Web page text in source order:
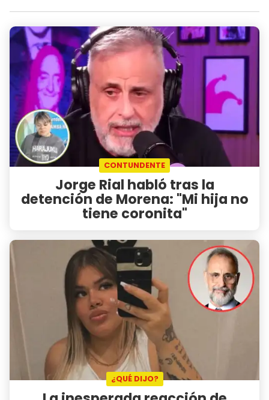
CONTUNDENTE
Jorge Rial habló tras la
detención de Morena: "Mi hija no
tiene coronita"
¿QUÉ DIJO?